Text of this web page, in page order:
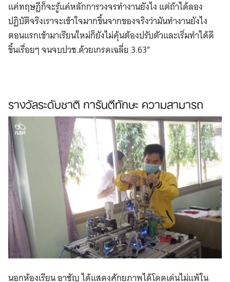
แค่ทฤษฎีก็จะรู้แค่หลักการวงจรทำงานยังไง แต่ถ้าได้ลอง
ปฏิบัติจริงเราจะเข้าใจมากขึ้นจากของจริงว่ามันทำงานยังไง
ตอนแรกเข้ามาเรียนใหม่ก็ยังไม่คุ้นต้องปรับตัวและเริ่มทำได้ดี
ขึ้นเรื่อยๆ จนจบปวช.ด้วยเกรดเฉลี่ย 3.63”
รางวัลระดับชาติ การันตีทักษะ ความสามารถ
นอกห้องเรียน อาชัญ ได้แสดงศักยภาพได้โดดเด่นไม่แพ้ใน